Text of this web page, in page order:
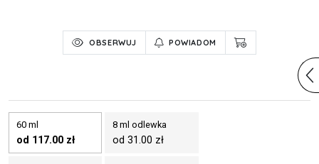
OBSERWUJ POWIADOM
60 ml
od 117.00 zł
8 ml odlewka
od 31.00 zł